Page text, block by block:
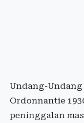
Undang-Undang
Ordonnantie
peninggalan